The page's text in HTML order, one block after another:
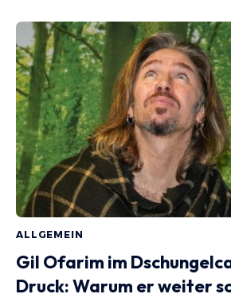
ALLGEMEIN
Gil Ofarim im
Druck: Warum er weiter